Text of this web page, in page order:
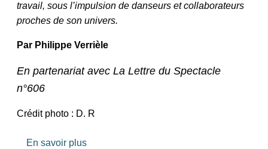
travail, sous l’impulsion de danseurs et collaborateurs
proches de son univers.
Par Philippe Verrièle
En partenariat avec La Lettre du Spectacle
n°606
Crédit photo : D. R
En savoir plussur Jean-Claude Gallotta : « Je ne veux